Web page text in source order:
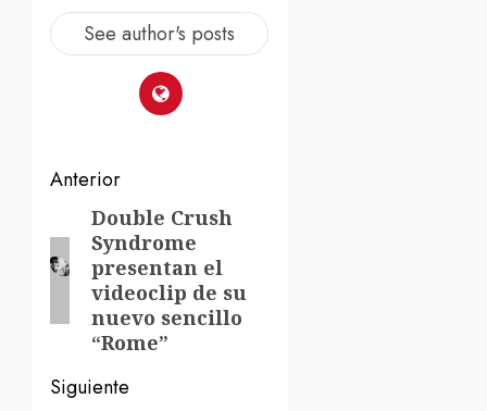
See author's posts
Navegación
de
entradas
Anterior
Entrada
anterior:
Double Crush
Syndrome
presentan el
videoclip de su
nuevo sencillo
“Rome”
Siguiente